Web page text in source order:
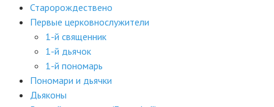
Форум
Авто
Статьи
Автоновости
Старорождествено
Первые церковнослужители
1-й священник
1-й дьячок
1-й пономарь
Пономари и дьячки
Дьяконы